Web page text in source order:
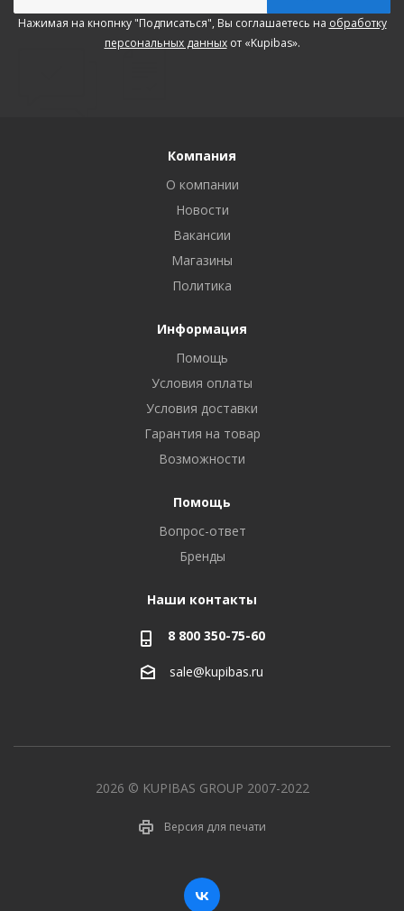
Нажимая на кнопнку "Подписаться", Вы соглашаетесь на обработку
персональных данныхот «Kupibas».
Компания
О компании
Новости
Вакансии
Магазины
Политика
Информация
Помощь
Условия оплаты
Условия доставки
Гарантия на товар
Возможности
Помощь
Вопрос-ответ
Бренды
Наши контакты
8 800 350-75-60
sale@kupibas.ru
2026 © KUPIBAS GROUP 2007-2022
Версия для печати